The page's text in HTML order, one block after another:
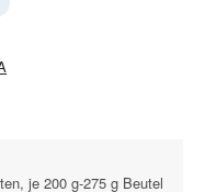
je 200 g-275 g Beutel